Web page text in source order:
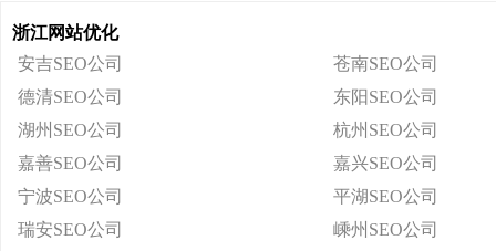
浙江网站优化
安吉SEO公司
苍南SEO公司
德清SEO公司
东阳SEO公司
湖州SEO公司
杭州SEO公司
嘉善SEO公司
嘉兴SEO公司
宁波SEO公司
平湖SEO公司
瑞安SEO公司
嵊州SEO公司